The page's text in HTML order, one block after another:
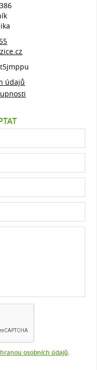
t5jmppu
údajů
osobních údajů